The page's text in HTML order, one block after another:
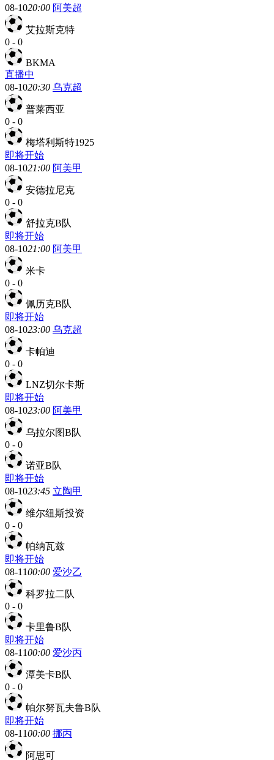
08-1020:00 阿美超
艾拉斯克特
0 - 0
BKMA
直播中
08-1020:30 乌克超
普莱西亚
0 - 0
梅塔利斯特1925
即将开始
08-1021:00 阿美甲
安德拉尼克
0 - 0
舒拉克B队
即将开始
08-1021:00 阿美甲
米卡
0 - 0
佩历克B队
即将开始
08-1023:00 乌克超
卡帕迪
0 - 0
LNZ切尔卡斯
即将开始
08-1023:00 阿美甲
乌拉尔图B队
0 - 0
诺亚B队
即将开始
08-1023:45 立陶甲
维尔纽斯投资
0 - 0
帕纳瓦兹
即将开始
08-1100:00 爱沙乙
科罗拉二队
0 - 0
卡里鲁B队
即将开始
08-1100:00 爱沙丙
潭美卡B队
0 - 0
帕尔努瓦夫鲁B队
即将开始
08-1100:00 挪丙
阿思可